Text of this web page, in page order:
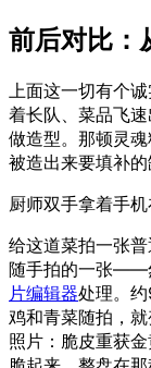
前后对比：
上面这一切有个
着长队、菜品飞
做造型。那顿灵
被造出来要填补的
厨师双手拿着手
给这道菜拍一张
随手拍的一张——
片编辑器处理。
鸡和青菜随拍，
照片：脆皮重获